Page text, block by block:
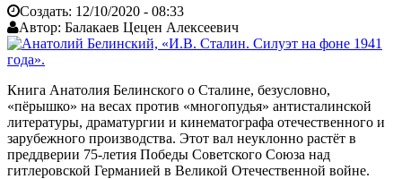
Создать: 12/10/2020 - 08:33
Автор: Балакаев Цецен Алексеевич
Книга Анатолия Белинского о Сталине, безусловно,
«пёрышко» на весах против «многопудья» антисталинской
литературы, драматургии и кинематографа отечественного и
зарубежного производства. Этот вал неуклонно растёт в
преддверии 75-летия Победы Советского Союза над
гитлеровской Германией в Великой Отечественной войне.